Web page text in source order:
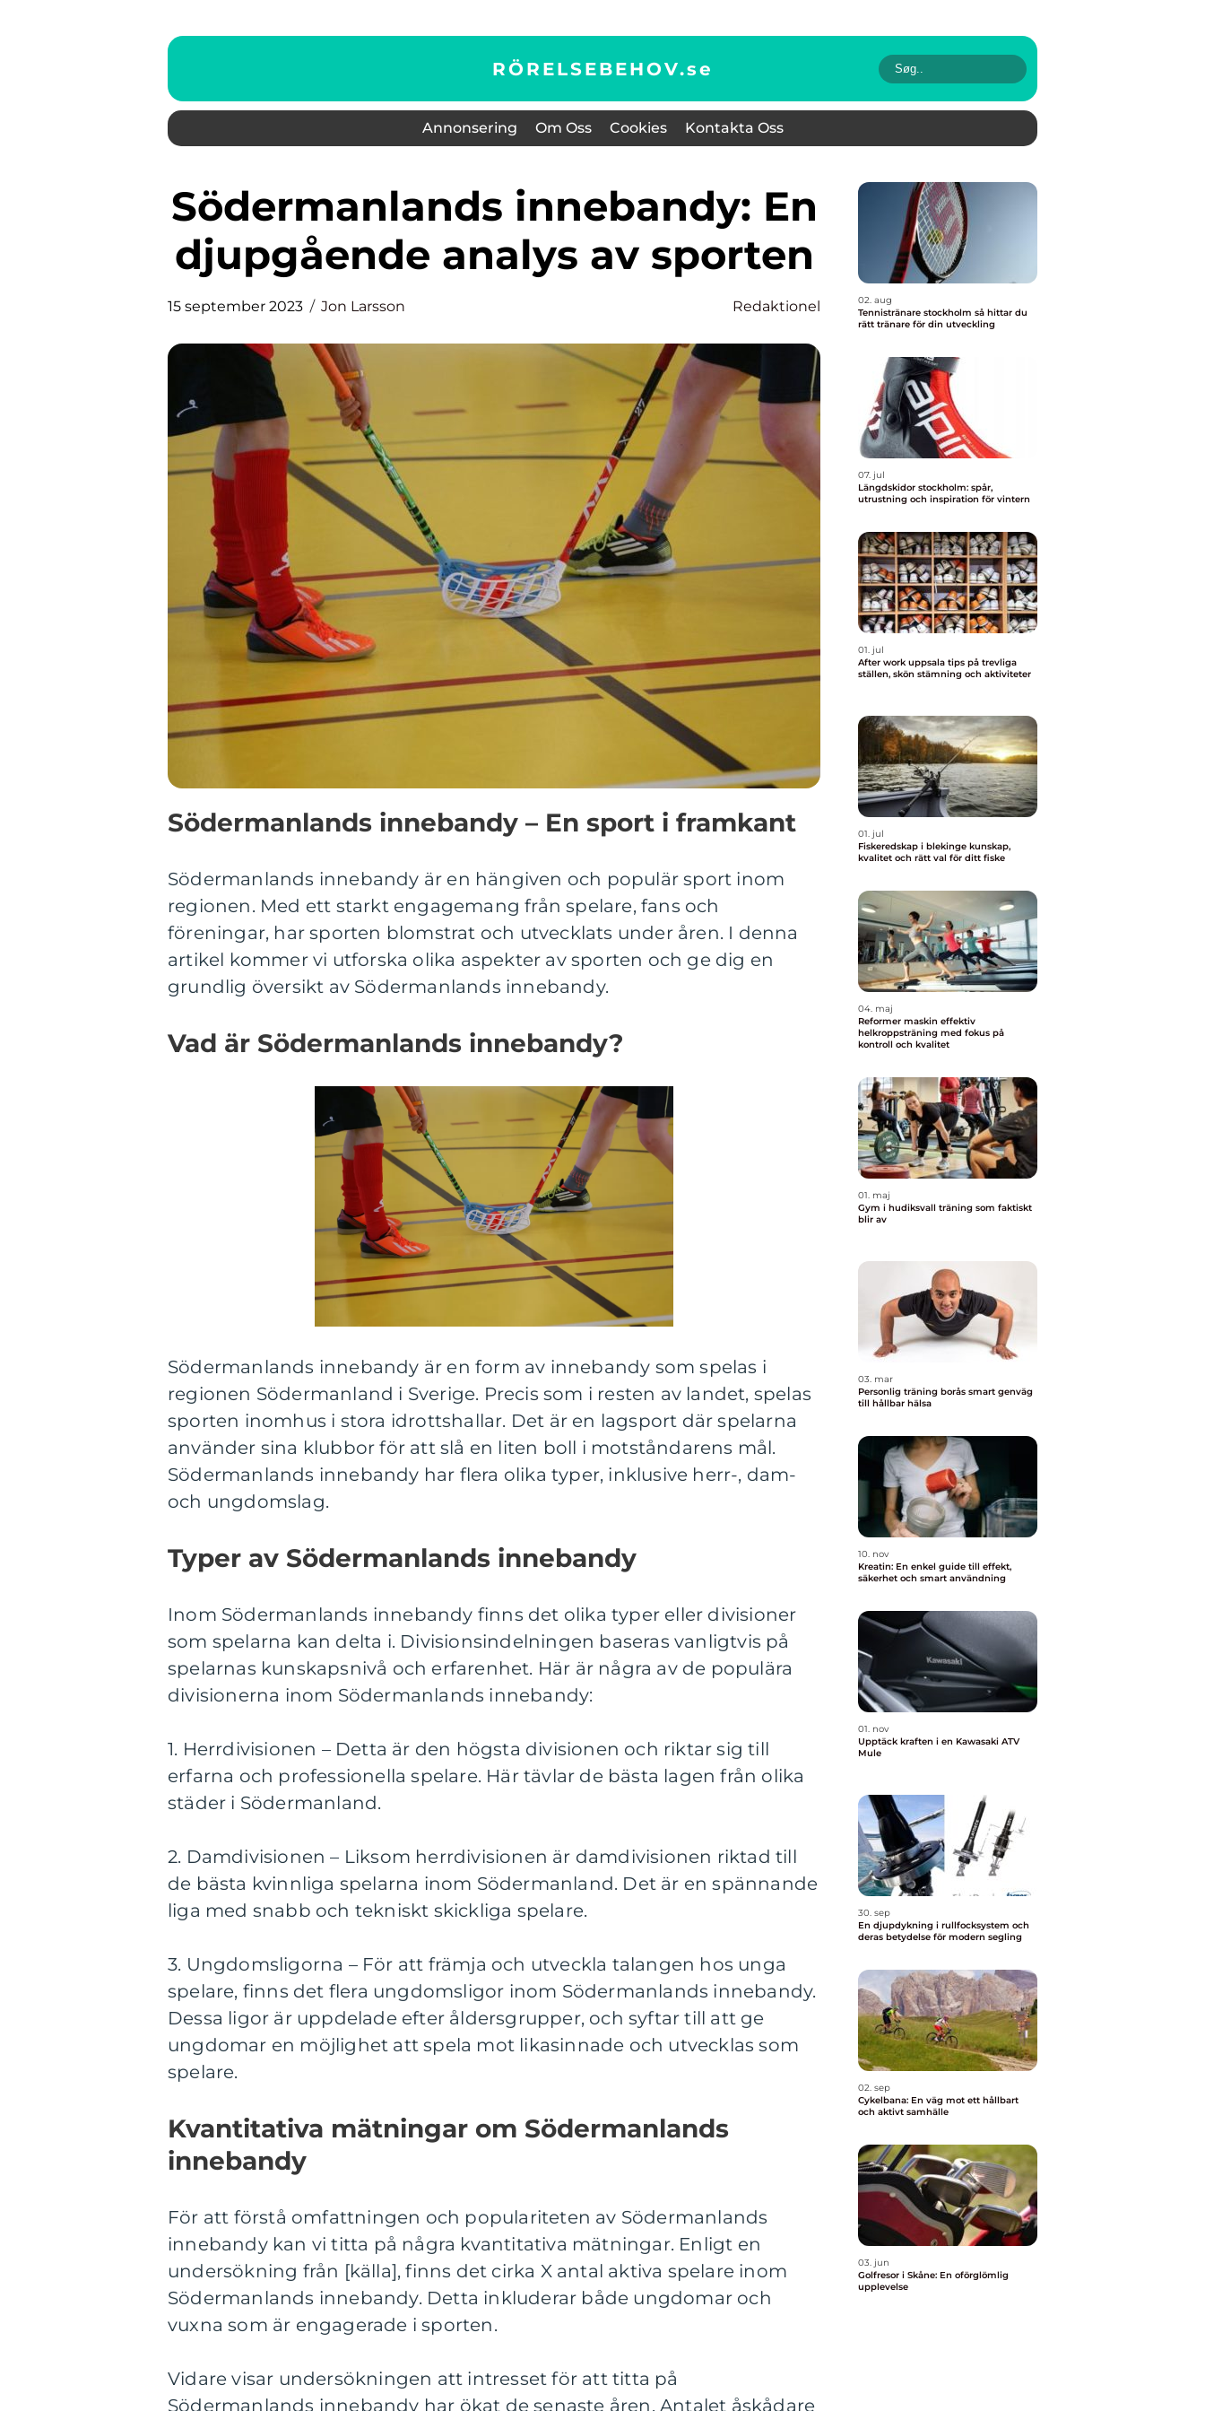
RÖRELSEBEHOV.se
Annonsering Om Oss Cookies Kontakta Oss
Södermanlands innebandy: En
djupgående analys av sporten
15 september 2023 Jon Larsson Redaktionel
Södermanlands innebandy – En sport i framkant
Södermanlands innebandy är en hängiven och populär sport inom
regionen. Med ett starkt engagemang från spelare, fans och
föreningar, har sporten blomstrat och utvecklats under åren. I denna
artikel kommer vi utforska olika aspekter av sporten och ge dig en
grundlig översikt av Södermanlands innebandy.
Vad är Södermanlands innebandy?
Södermanlands innebandy är en form av innebandy som spelas i
regionen Södermanland i Sverige. Precis som i resten av landet, spelas
sporten inomhus i stora idrottshallar. Det är en lagsport där spelarna
använder sina klubbor för att slå en liten boll i motståndarens mål.
Södermanlands innebandy har flera olika typer, inklusive herr-, dam-
och ungdomslag.
Typer av Södermanlands innebandy
Inom Södermanlands innebandy finns det olika typer eller divisioner
som spelarna kan delta i. Divisionsindelningen baseras vanligtvis på
spelarnas kunskapsnivå och erfarenhet. Här är några av de populära
divisionerna inom Södermanlands innebandy:
1. Herrdivisionen – Detta är den högsta divisionen och riktar sig till
erfarna och professionella spelare. Här tävlar de bästa lagen från olika
städer i Södermanland.
2. Damdivisionen – Liksom herrdivisionen är damdivisionen riktad till
de bästa kvinnliga spelarna inom Södermanland. Det är en spännande
liga med snabb och tekniskt skickliga spelare.
3. Ungdomsligorna – För att främja och utveckla talangen hos unga
spelare, finns det flera ungdomsligor inom Södermanlands innebandy.
Dessa ligor är uppdelade efter åldersgrupper, och syftar till att ge
ungdomar en möjlighet att spela mot likasinnade och utvecklas som
spelare.
Kvantitativa mätningar om Södermanlands
innebandy
För att förstå omfattningen och populariteten av Södermanlands
innebandy kan vi titta på några kvantitativa mätningar. Enligt en
undersökning från [källa], finns det cirka X antal aktiva spelare inom
Södermanlands innebandy. Detta inkluderar både ungdomar och
vuxna som är engagerade i sporten.
Vidare visar undersökningen att intresset för att titta på
Södermanlands innebandy har ökat de senaste åren. Antalet åskådare
02. aug
Tennistränare stockholm så hittar du
rätt tränare för din utveckling
07. jul
Längdskidor stockholm: spår,
utrustning och inspiration för vintern
01. jul
After work uppsala tips på trevliga
ställen, skön stämning och aktiviteter
01. jul
Fiskeredskap i blekinge kunskap,
kvalitet och rätt val för ditt fiske
04. maj
Reformer maskin effektiv
helkroppsträning med fokus på
kontroll och kvalitet
01. maj
Gym i hudiksvall träning som faktiskt
blir av
03. mar
Personlig träning borås smart genväg
till hållbar hälsa
10. nov
Kreatin: En enkel guide till effekt,
säkerhet och smart användning
01. nov
Upptäck kraften i en Kawasaki ATV
Mule
30. sep
En djupdykning i rullfocksystem och
deras betydelse för modern segling
02. sep
Cykelbana: En väg mot ett hållbart
och aktivt samhälle
03. jun
Golfresor i Skåne: En oförglömlig
upplevelse